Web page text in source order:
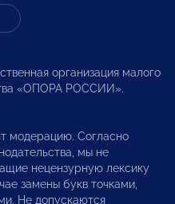
организация малого
«ОПОРА РОССИИ».
модерацию. Согласно
мы не
нецензурную лексику
замены букв точками,
Не допускаются